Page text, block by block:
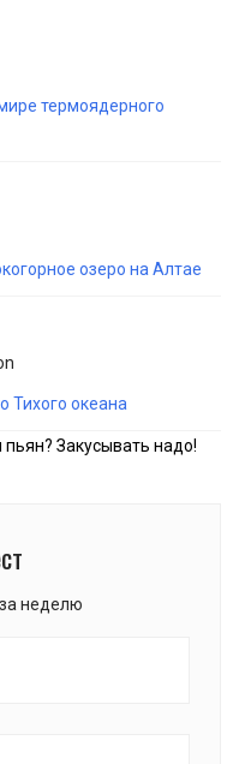
термоядерного
озеро на Алтае
Тихого океана
Закусывать надо!
неделю